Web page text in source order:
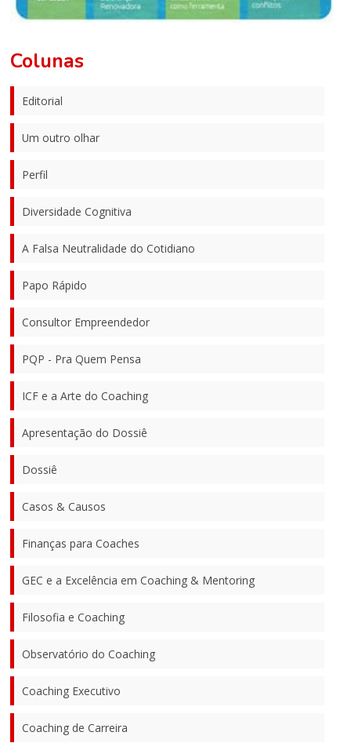
Colunas
Editorial
Um outro olhar
Perfil
Diversidade Cognitiva
A Falsa Neutralidade do Cotidiano
Papo Rápido
Consultor Empreendedor
PQP - Pra Quem Pensa
ICF e a Arte do Coaching
Apresentação do Dossiê
Dossiê
Casos & Causos
Finanças para Coaches
GEC e a Excelência em Coaching & Mentoring
Filosofia e Coaching
Observatório do Coaching
Coaching Executivo
Coaching de Carreira